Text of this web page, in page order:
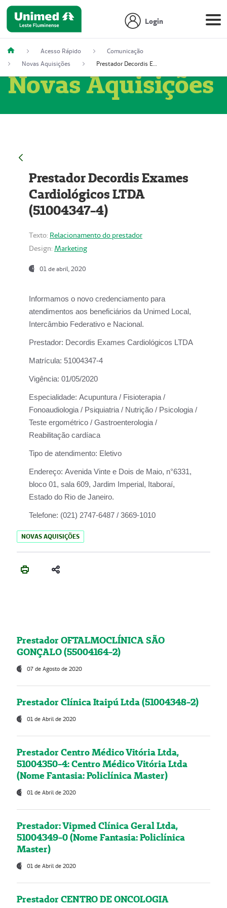
Login
Acesso Rápido
Comunicação
Novas Aquisições
Prestador Decordis Exames Cardiológicos LTDA (51004347-4)
Novas Aquisições
Prestador Decordis Exames
Cardiológicos LTDA
(51004347-4)
Texto: Relacionamento do prestador
Design: Marketing
01 de abril, 2020
Informamos o novo credenciamento para
atendimentos aos beneficiários da Unimed Local,
Intercâmbio Federativo e Nacional.
Prestador: Decordis Exames Cardiológicos LTDA
Matrícula: 51004347-4
Vigência: 01/05/2020
Especialidade: Acupuntura / Fisioterapia /
Fonoaudiologia / Psiquiatria / Nutrição / Psicologia /
Teste ergométrico / Gastroenterologia /
Reabilitação cardíaca
Tipo de atendimento: Eletivo
Endereço: Avenida Vinte e Dois de Maio, n°6331,
bloco 01, sala 609, Jardim Imperial, Itaboraí,
Estado do Rio de Janeiro.
Telefone: (021) 2747-6487 / 3669-1010
NOVAS AQUISIÇÕES
Prestador OFTALMOCLÍNICA SÃO
GONÇALO (55004164-2)
07 de Agosto de 2020
Prestador Clínica Itaipú Ltda (51004348-2)
01 de Abril de 2020
Prestador Centro Médico Vitória Ltda,
51004350-4: Centro Médico Vitória Ltda
(Nome Fantasia: Policlínica Master)
01 de Abril de 2020
Prestador: Vipmed Clínica Geral Ltda,
51004349-0 (Nome Fantasia: Policlínica
Master)
01 de Abril de 2020
Prestador CENTRO DE ONCOLOGIA